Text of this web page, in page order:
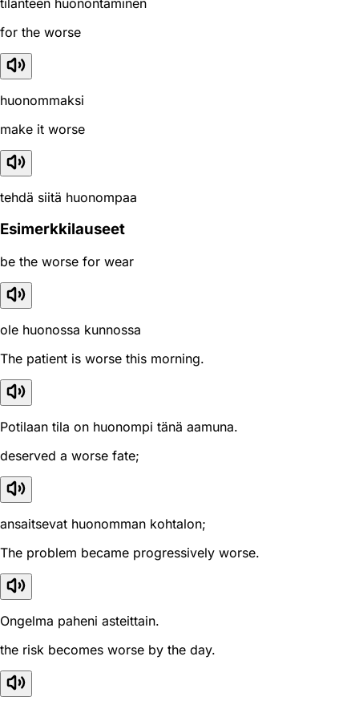
for the worse
huonommaksi
make it worse
tehdä siitä huonompaa
Esimerkkilauseet
be the worse for wear
ole huonossa kunnossa
The patient is worse this morning.
Potilaan tila on huonompi tänä aamuna.
deserved a worse fate;
ansaitsevat huonomman kohtalon;
The problem became progressively worse.
Ongelma paheni asteittain.
the risk becomes worse by the day.